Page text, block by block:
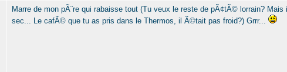
Marre de mon pÃ¨re qui rabaisse tout (Tu veux le reste de pÃ¢tÃ© lorrain? Mais
sec... Le cafÃ© que tu as pris dans le Thermos, il Ã©tait pas froid?) Grrr...